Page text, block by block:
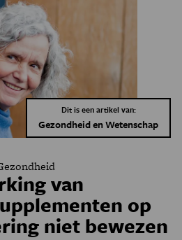
Dit is een artikel van:
Gezondheid en Wetenschap
van
op
niet bewezen